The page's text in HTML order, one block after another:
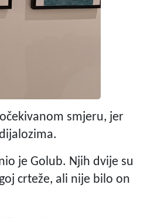
smjeru, jer
je Golub. Njih dvije su
crteže, ali nije bilo on